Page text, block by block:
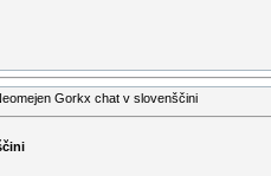
Gorkx chat v slovenščini